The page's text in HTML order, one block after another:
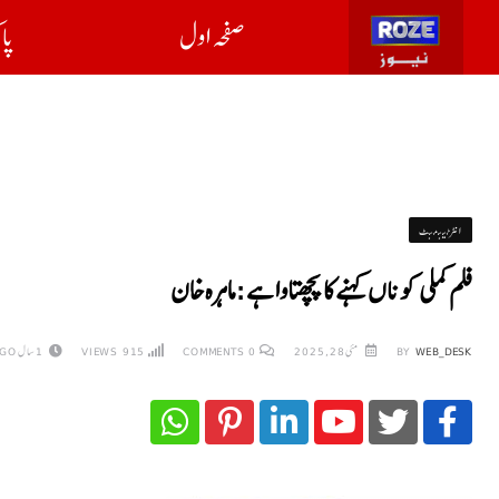
صفحہ اول
انٹرٹینمنٹ
فلم کملی کو ناں کہنے کا پچھتاوا ہے: ماہرہ خان
BY WEB_DESK مئی 28, 2025 0
COMMENTS
915 1 سال AGO